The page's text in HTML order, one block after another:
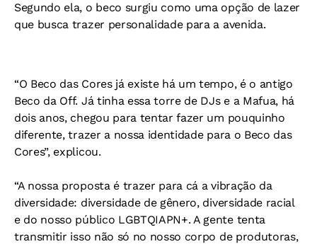
Segundo ela, o beco surgiu como uma opção de lazer
que busca trazer personalidade para a avenida.
“O Beco das Cores já existe há um tempo, é o antigo
Beco da Off. Já tinha essa torre de DJs e a Mafua, há
dois anos, chegou para tentar fazer um pouquinho
diferente, trazer a nossa identidade para o Beco das
Cores”, explicou.
“A nossa proposta é trazer para cá a vibração da
diversidade: diversidade de gênero, diversidade racial
e do nosso público LGBTQIAPN+. A gente tenta
transmitir isso não só no nosso corpo de produtoras,